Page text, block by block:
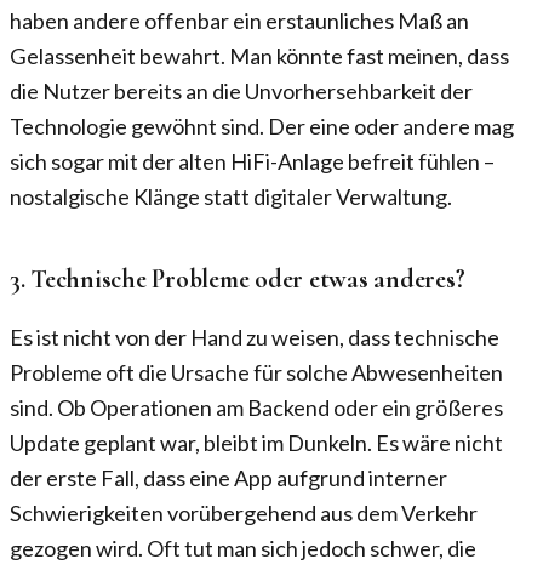
haben andere offenbar ein erstaunliches Maß an
Gelassenheit bewahrt. Man könnte fast meinen, dass
die Nutzer bereits an die Unvorhersehbarkeit der
Technologie gewöhnt sind. Der eine oder andere mag
sich sogar mit der alten HiFi-Anlage befreit fühlen –
nostalgische Klänge statt digitaler Verwaltung.
3. Technische Probleme oder etwas anderes?
Es ist nicht von der Hand zu weisen, dass technische
Probleme oft die Ursache für solche Abwesenheiten
sind. Ob Operationen am Backend oder ein größeres
Update geplant war, bleibt im Dunkeln. Es wäre nicht
der erste Fall, dass eine App aufgrund interner
Schwierigkeiten vorübergehend aus dem Verkehr
gezogen wird. Oft tut man sich jedoch schwer, die